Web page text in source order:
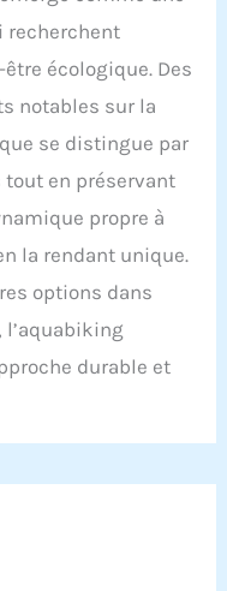
recherchent
écologique. Des
notables sur la
se distingue par
en préservant
propre à
la rendant unique.
options dans
durable et